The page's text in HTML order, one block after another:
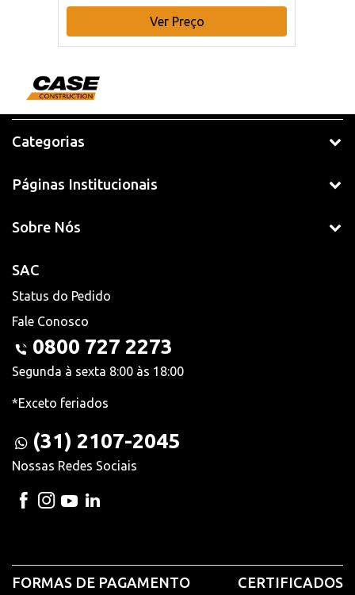
Ver Preço
Categorias
Páginas Institucionais
Sobre Nós
SAC
Status do Pedido
Fale Conosco
0800 727 2273
Segunda à sexta 8:00 às 18:00
*Exceto feriados
(31) 2107-2045
Nossas Redes Sociais
FORMAS DE PAGAMENTO CERTIFICADOS